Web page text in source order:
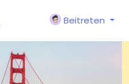
Beitreten